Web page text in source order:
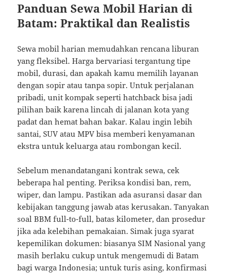
Panduan Sewa Mobil Harian di
Batam: Praktikal dan Realistis
Sewa mobil harian memudahkan rencana liburan
yang fleksibel. Harga bervariasi tergantung tipe
mobil, durasi, dan apakah kamu memilih layanan
dengan sopir atau tanpa sopir. Untuk perjalanan
pribadi, unit kompak seperti hatchback bisa jadi
pilihan baik karena lincah di jalanan kota yang
padat dan hemat bahan bakar. Kalau ingin lebih
santai, SUV atau MPV bisa memberi kenyamanan
ekstra untuk keluarga atau rombongan kecil.
Sebelum menandatangani kontrak sewa, cek
beberapa hal penting. Periksa kondisi ban, rem,
wiper, dan lampu. Pastikan ada asuransi dasar dan
kebijakan tanggung jawab atas kerusakan. Tanyakan
soal BBM full-to-full, batas kilometer, dan prosedur
jika ada kelebihan pemakaian. Simak juga syarat
kepemilikan dokumen: biasanya SIM Nasional yang
masih berlaku cukup untuk mengemudi di Batam
bagi warga Indonesia; untuk turis asing, konfirmasi